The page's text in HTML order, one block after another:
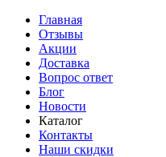
Главная
Отзывы
Акции
Доставка
Вопрос ответ
Блог
Новости
Каталог
Контакты
Наши скидки